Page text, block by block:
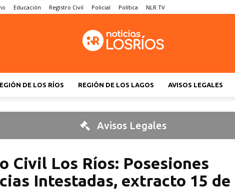
Educación Registro Civil Policial Política NLR TV
DE LOS RÍOS REGIÓN DE LOS LAGOS AVISOS LEGALES
Avisos Legales
Civil Los Ríos: Posesiones
Intestadas, extracto 15 de